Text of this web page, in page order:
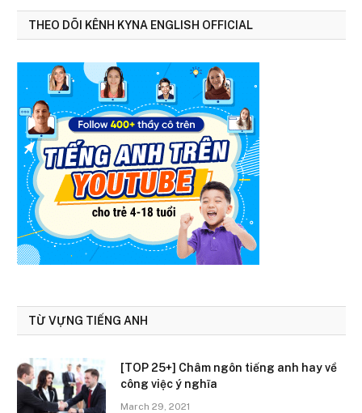
THEO DÕI KÊNH KYNA ENGLISH OFFICIAL
TỪ VỰNG TIẾNG ANH
[TOP 25+] Châm ngôn tiếng anh hay về
công việc ý nghĩa
March 29, 2021